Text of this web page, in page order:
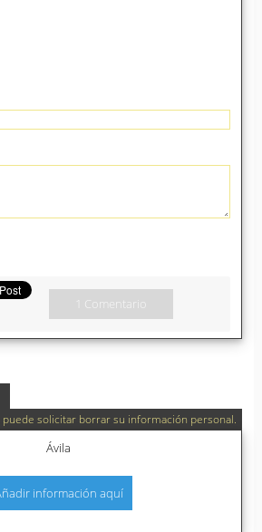
1 Comentario
solicitar borrar su información personal.
Ávila
información aquí